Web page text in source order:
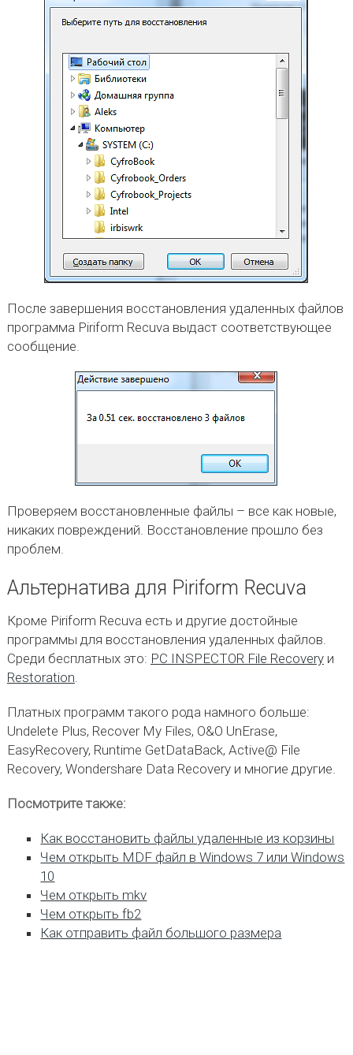
После завершения восстановления удаленных файлов
программа Piriform Recuva выдаст соответствующее
сообщение.
Проверяем восстановленные файлы – все как новые,
никаких повреждений. Восстановление прошло без
проблем.
Альтернатива для Piriform Recuva
Кроме Piriform Recuva есть и другие достойные
программы для восстановления удаленных файлов.
Среди бесплатных это: PC INSPECTOR File Recoveryи
Restoration.
Платных программ такого рода намного больше:
Undelete Plus, Recover My Files, O&O UnErase,
EasyRecovery, Runtime GetDataBack, Active@ File
Recovery, Wondershare Data Recovery и многие другие.
Посмотрите также:
Как восстановить файлы удаленные из корзины
Чем открыть MDF файл в Windows 7 или Windows
10
Чем открыть mkv
Чем открыть fb2
Как отправить файл большого размера